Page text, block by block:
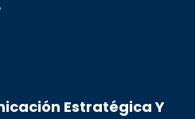
Estratégica Y